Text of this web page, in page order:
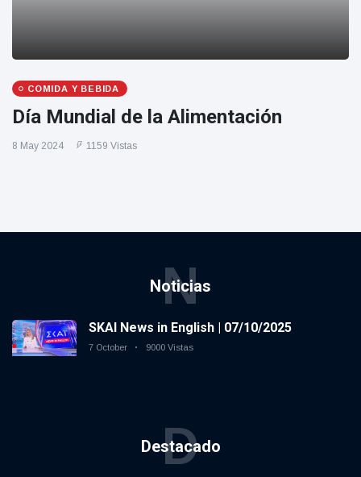
COMIDA Y BEBIDA
Día Mundial de la Alimentación
8 May 2024 1159 Vistas
Noticias
N
SKAI News in English | 07/10/2025
7 October 9000 Vistas
Destacado
D